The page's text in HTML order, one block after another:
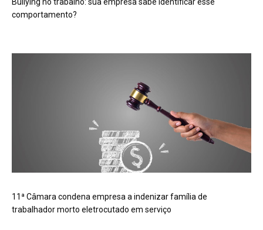
comportamento?
11ª Câmara condena empresa a indenizar família de
trabalhador morto eletrocutado em serviço